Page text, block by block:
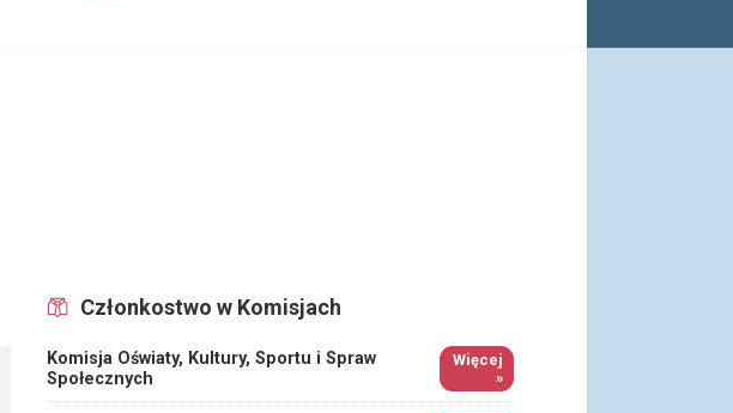
Członkostwo w Komisjach
Komisja Oświaty, Kultury, Sportu i Spraw
Społecznych
Więcej
»